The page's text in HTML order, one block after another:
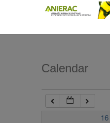
Calendar
16
7:00 am